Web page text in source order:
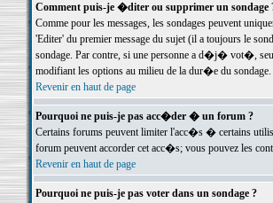
Comment puis-je �diter ou supprimer un sondage
Comme pour les messages, les sondages peuvent
'Editer' du premier message du sujet (il a toujours le
sondage. Par contre, si une personne a d�j� vot�,
modifiant les options au milieu de la dur�e du sondage.
Revenir en haut de page
Pourquoi ne puis-je pas acc�der � un forum ?
Certains forums peuvent limiter l'acc�s � certains
forum peuvent accorder cet acc�s; vous pouvez les
Revenir en haut de page
Pourquoi ne puis-je pas voter dans un sondage ?